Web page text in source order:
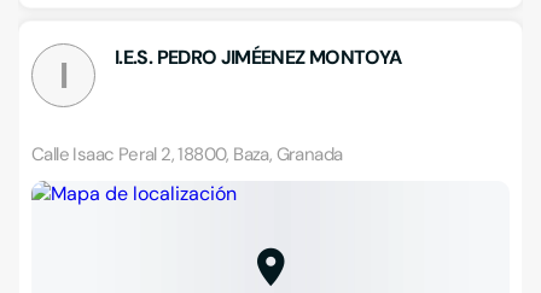
I I.E.S. PEDRO JIMÉENEZ MONTOYA
Calle Isaac Peral 2, 18800, Baza, Granada